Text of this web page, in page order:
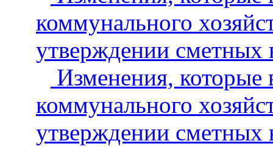
коммунального
утверждении сметных
Изменения, которые
коммунального
утверждении сметных